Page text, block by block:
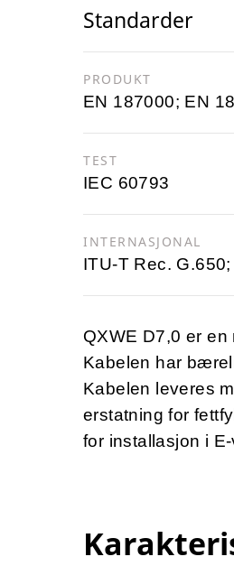
Standarder
PRODUKT
EN 187000; EN
TEST
IEC 60793
INTERNASJONAL
ITU-T Rec.
QXWE D7,0 er
Kabelen har
Kabelen leveres
erstatning for
for installasjon i